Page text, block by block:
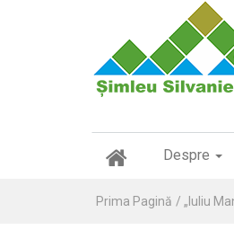
(
u
r
Despre
Prima Pagină „Iuliu